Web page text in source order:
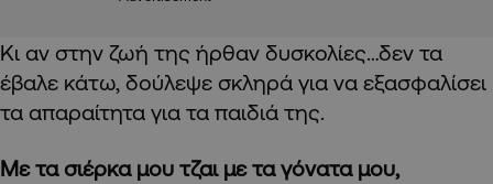
Κι αν στην ζωή της ήρθαν δυσκολίες…δεν τα
έβαλε κάτω, δούλεψε σκληρά για να εξασφαλίσει
τα απαραίτητα για τα παιδιά της.
Με τα σιέρκα μου τζαι με τα γόνατα μου,